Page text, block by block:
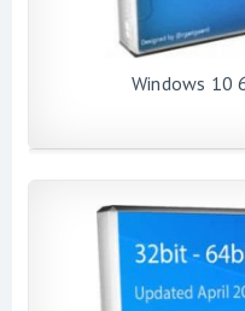
Windows 10